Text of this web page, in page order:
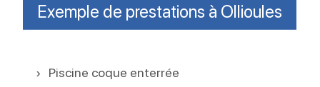
Exemple de prestations à Ollioules
Piscine coque enterrée